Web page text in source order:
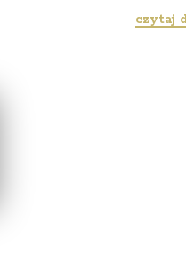
czytaj